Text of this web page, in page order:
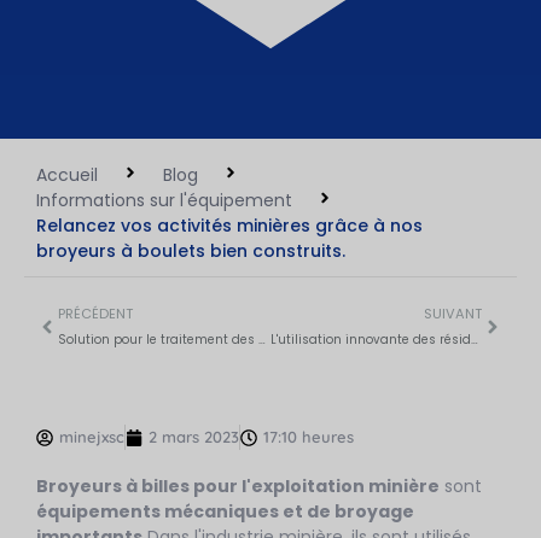
Accueil
Blog
Informations sur l'équipement
Relancez vos activités minières grâce à nos
broyeurs à boulets bien construits.
PRÉCÉDENT
Solution pour le traitement des minerais sulfurés
SUIVANT
L'utilisation innovante des résidus de fer vise à protéger l'environnement
minejxsc 2 mars 2023 17:10 heures
Broyeurs à billes pour l'exploitation minière sont
équipements mécaniques et de broyage